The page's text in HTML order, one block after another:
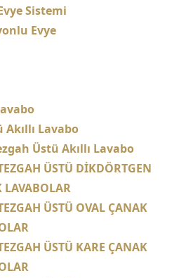
Sistemi
Evye
Akıllı Lavabo
Üstü Akıllı Lavabo
ÜSTÜ DİKDÖRTGEN
LAVABOLAR
ÜSTÜ OVAL ÇANAK
ÜSTÜ KARE ÇANAK